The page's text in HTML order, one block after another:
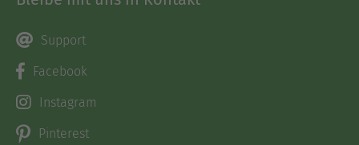
Support
Facebook
Instagram
Pinterest